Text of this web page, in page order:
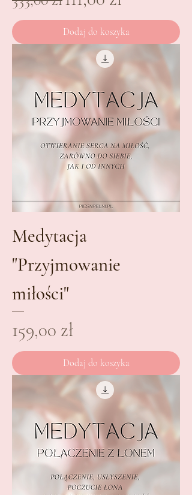
Dodaj do koszyka
Medytacja
"Przyjmowanie
miłości"
Cena
159,00 zł
Dodaj do koszyka